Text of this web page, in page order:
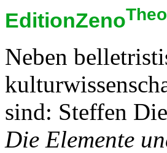
EditionZeno
Neben
sind: Steffen
Die Elemente